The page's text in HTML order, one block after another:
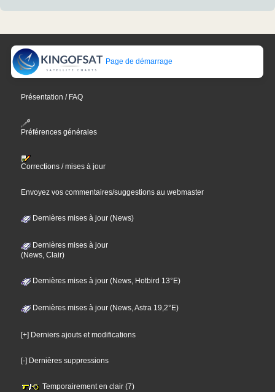
Page de démarrage
Présentation / FAQ
Préférences générales
Corrections / mises à jour
Envoyez vos commentaires/suggestions au webmaster
Dernières mises à jour (News)
Dernières mises à jour
(News, Clair)
Dernières mises à jour (News, Hotbird 13°E)
Dernières mises à jour (News, Astra 19,2°E)
[+] Derniers ajouts et modifications
[-] Dernières suppressions
Temporairement en clair (7)